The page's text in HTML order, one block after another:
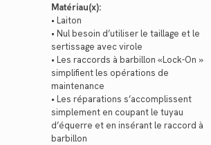
Matériau(x):
• Laiton
• Nul besoin d’utiliser le taillage et le
sertissage avec virole
• Les raccords à barbillon «Lock-On »
simplifient les opérations de
maintenance
• Les réparations s’accomplissent
simplement en coupant le tuyau
d’équerre et en insérant le raccord à
barbillon